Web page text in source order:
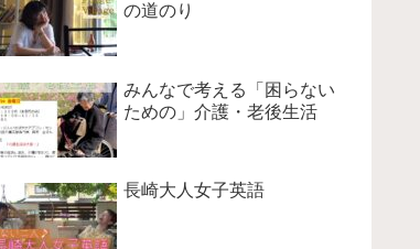
の道のり
みんなで考える「困らない
ための」介護・老後生活
長崎大人女子英語